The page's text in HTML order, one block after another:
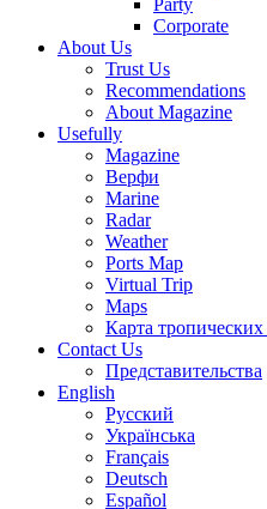
Corporate
About Us
Trust Us
Recommendations
About Magazine
Usefully
Magazine
Верфи
Marine
Radar
Weather
Ports Map
Virtual Trip
Maps
Карта
Contact Us
Представительства
English
Русский
Українська
Français
Deutsch
Español